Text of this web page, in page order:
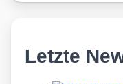
Letzte